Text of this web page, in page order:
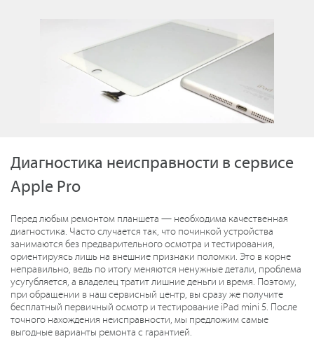
Диагностика неисправности в сервисе
Apple Pro
Перед любым ремонтом планшета — необходима качественная
диагностика. Часто случается так, что починкой устройства
занимаются без предварительного осмотра и тестирования,
ориентируясь лишь на внешние признаки поломки. Это в корне
неправильно, ведь по итогу меняются ненужные детали, проблема
усугубляется, а владелец тратит лишние деньги и время. Поэтому,
при обращении в наш сервисный центр, вы сразу же получите
бесплатный первичный осмотр и тестирование iPad mini 5. После
точного нахождения неисправности, мы предложим самые
выгодные варианты ремонта с гарантией.